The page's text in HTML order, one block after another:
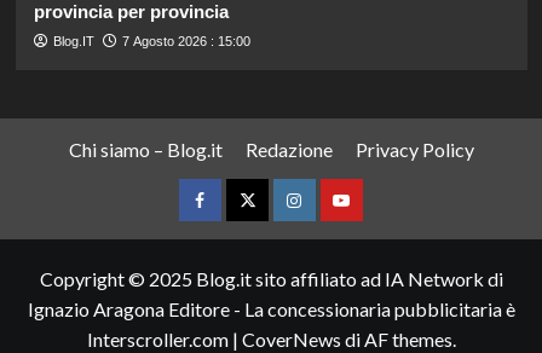
provincia per provincia
Blog.IT 7 Agosto 2026 : 15:00
Chi siamo – Blog.it Redazione Privacy Policy
FacebookTwitterInstagramYouTube
Copyright © 2025 Blog.it sito affiliato ad IA Network di
Ignazio Aragona Editore - La concessionaria pubblicitaria è
Interscroller.com | CoverNews di AF themes.